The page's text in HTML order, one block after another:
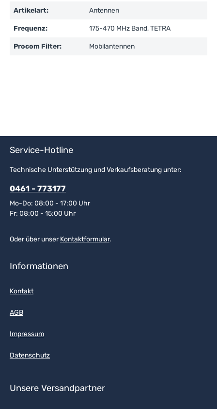
Artikelart: Antennen
Frequenz: 175-470 MHz Band, TETRA
Procom Filter: Mobilantennen
Service-Hotline
Technische Unterstützung und Verkaufsberatung unter:
0461 - 773177
Mo-Do: 08:00 - 17:00 Uhr
Fr: 08:00 - 15:00 Uhr
Oder über unserKontaktformular.
Informationen
Kontakt
AGB
Impressum
Datenschutz
Unsere Versandpartner